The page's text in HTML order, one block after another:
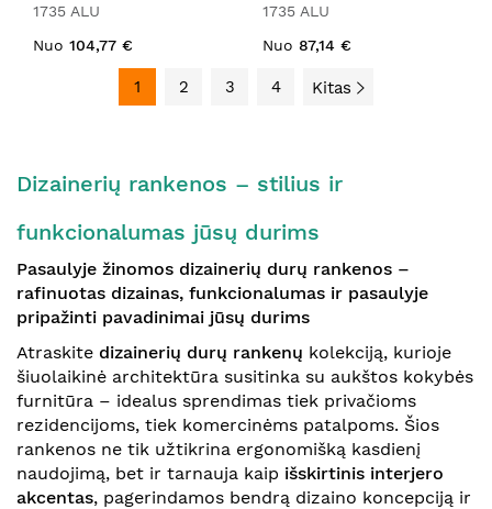
1735 ALU
Nuo 104,77 €
1735 ALU
Nuo 87,14 €
1 2 3 4 Kitas
Dizainerių rankenos – stilius ir
funkcionalumas jūsų durims
Pasaulyje žinomos dizainerių durų rankenos –
rafinuotas dizainas, funkcionalumas ir pasaulyje
pripažinti pavadinimai jūsų durims
Atraskite dizainerių durų rankenų kolekciją, kurioje
šiuolaikinė architektūra susitinka su aukštos kokybės
furnitūra – idealus sprendimas tiek privačioms
rezidencijoms, tiek komercinėms patalpoms. Šios
rankenos ne tik užtikrina ergonomišką kasdienį
naudojimą, bet ir tarnauja kaip išskirtinis interjero
akcentas, pagerindamos bendrą dizaino koncepciją ir